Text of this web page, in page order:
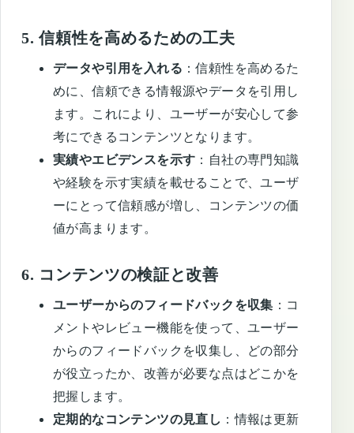
5.信頼性を高めるための工夫
データや引用を入れる ：信頼性を高めるた
めに、信頼できる情報源やデータを引用し
ます。これにより、ユーザーが安心して参
考にできるコンテンツとなります。
実績やエビデンスを示す ：自社の専門知識
や経験を示す実績を載せることで、ユーザ
ーにとって信頼感が増し、コンテンツの価
値が高まります。
6. コンテンツの検証と改善
ユーザーからのフィードバックを収集 ：コ
メントやレビュー機能を使って、ユーザー
からのフィードバックを収集し、どの部分
が役立ったか、改善が必要な点はどこかを
把握します。
定期的なコンテンツの見直し ：情報は更新